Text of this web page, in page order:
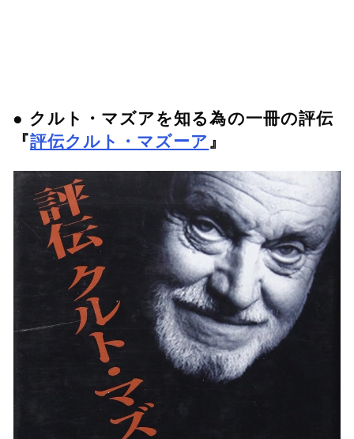
● クルト・マズアを知る為の一冊の評伝
『評伝クルト・マズーア』